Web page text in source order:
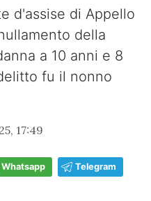
d'assise di Appello
della
a 10 anni e 8
fu il nonno
17:49
Whatsapp Telegram